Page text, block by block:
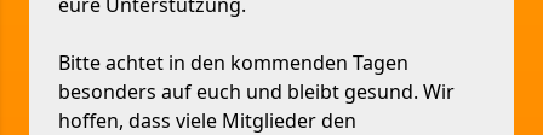
Bitte achtet in den kommenden Tagen
besonders auf euch und bleibt gesund. Wir
hoffen, dass viele Mitglieder den